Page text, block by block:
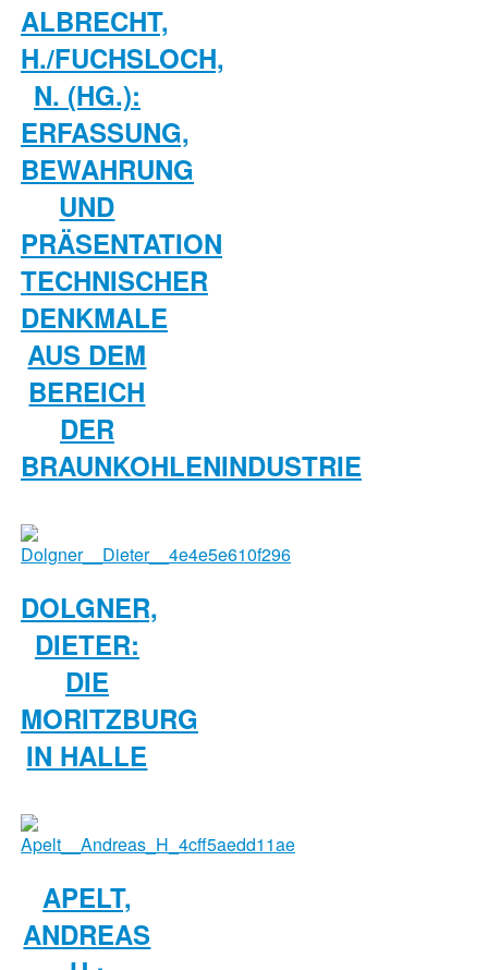
ALBRECHT,
H./FUCHSLOCH,
N. (HG.):
ERFASSUNG,
BEWAHRUNG
UND
PRÄSENTATION
TECHNISCHER
DENKMALE
AUS DEM
BEREICH
DER
BRAUNKOHLENINDUSTRIE
DOLGNER,
DIETER:
DIE
MORITZBURG
IN HALLE
APELT,
ANDREAS